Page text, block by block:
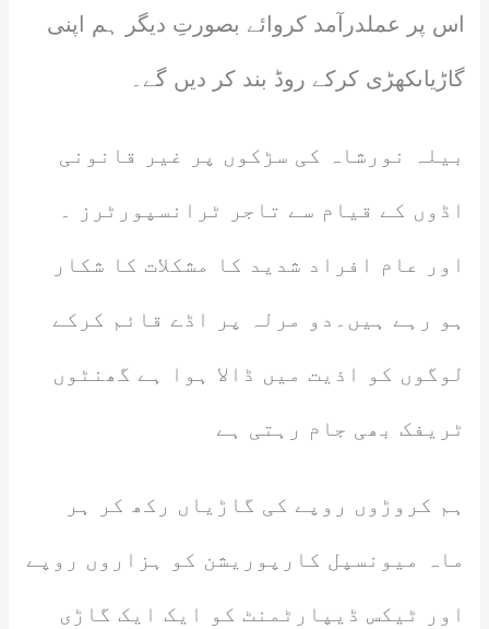
اس پر عملدرآمد کروائے بصورتِ دیگر ہم اپنی
گاڑیاںکھڑی کرکے روڈ بند کر دیں گے۔
بیلہ نورشاہ کی سڑکوں پر غیر قانونی
اڈوں کے قیام سے تاجر ٹرانسپورٹرز ۔
اور عام افراد شدید کا مشکلات کا شکار
ہو رہے ہیں۔دو مرلہ پر اڈے قائم کرکے
لوگوں کو اذیت میں ڈالا ہوا ہے گھنٹوں
ٹریفک بھی جام رہتی ہے
ہم کروڑوں روپے کی گاڑیاں رکھ کر ہر
ماہ میونسپل کارپوریشن کو ہزاروں روپے
اور ٹیکس ڈیپارٹمنٹ کو ایک ایک گاڑی